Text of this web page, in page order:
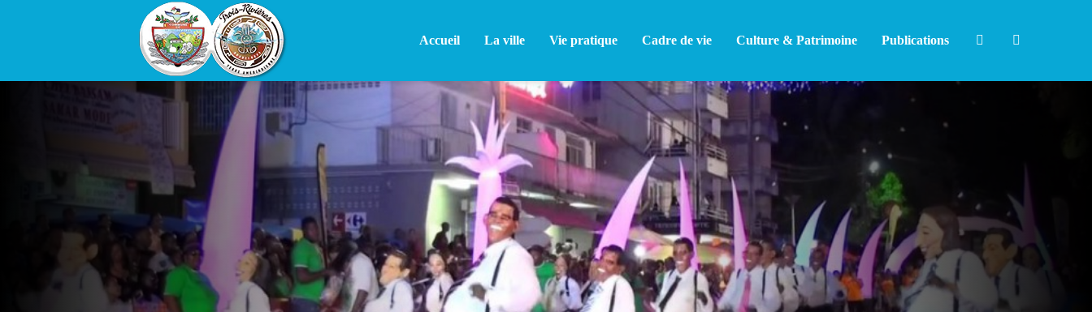
Accueil La ville Vie pratique Cadre de vie Culture & Patrimoine Publications